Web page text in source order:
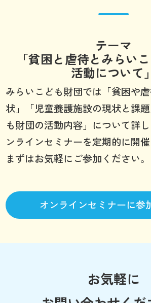
テーマ
「貧困と虐待とみらい
活動について」
みらいこども財団では「貧困や
状」「児童養護施設の現状と課
も財団の活動内容」について詳
ンラインセミナーを定期的に開催
まずはお気軽にご参加ください。
オンラインセミナーに参
お気軽に